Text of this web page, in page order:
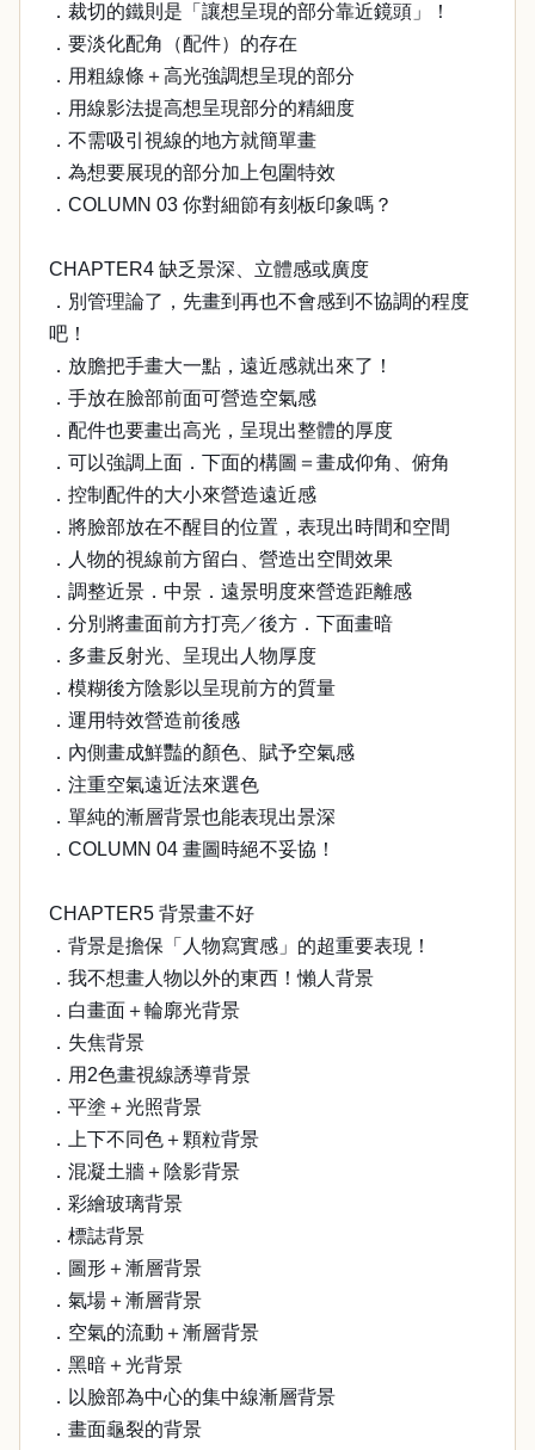
．裁切的鐵則是「讓想呈現的部分靠近鏡頭」！
．要淡化配角（配件）的存在
．用粗線條＋高光強調想呈現的部分
．用線影法提高想呈現部分的精細度
．不需吸引視線的地方就簡單畫
．為想要展現的部分加上包圍特效
．COLUMN 03 你對細節有刻板印象嗎？
CHAPTER4 缺乏景深、立體感或廣度
．別管理論了，先畫到再也不會感到不協調的程度
吧！
．放膽把手畫大一點，遠近感就出來了！
．手放在臉部前面可營造空氣感
．配件也要畫出高光，呈現出整體的厚度
．可以強調上面．下面的構圖＝畫成仰角、俯角
．控制配件的大小來營造遠近感
．將臉部放在不醒目的位置，表現出時間和空間
．人物的視線前方留白、營造出空間效果
．調整近景．中景．遠景明度來營造距離感
．分別將畫面前方打亮／後方．下面畫暗
．多畫反射光、呈現出人物厚度
．模糊後方陰影以呈現前方的質量
．運用特效營造前後感
．內側畫成鮮豔的顏色、賦予空氣感
．注重空氣遠近法來選色
．單純的漸層背景也能表現出景深
．COLUMN 04 畫圖時絕不妥協！
CHAPTER5 背景畫不好
．背景是擔保「人物寫實感」的超重要表現！
．我不想畫人物以外的東西！懶人背景
．白畫面＋輪廓光背景
．失焦背景
．用2色畫視線誘導背景
．平塗＋光照背景
．上下不同色＋顆粒背景
．混凝土牆＋陰影背景
．彩繪玻璃背景
．標誌背景
．圖形＋漸層背景
．氣場＋漸層背景
．空氣的流動＋漸層背景
．黑暗＋光背景
．以臉部為中心的集中線漸層背景
．畫面龜裂的背景